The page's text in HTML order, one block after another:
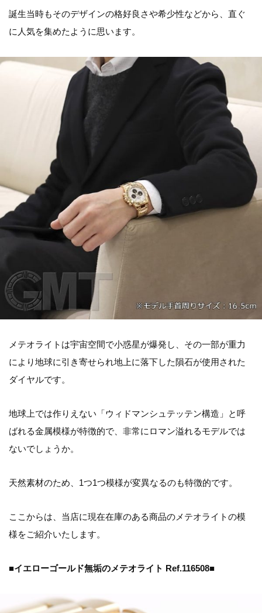
誕生当時もそのデザインの格好良さや希少性などから、直ぐ
に人気を集めたように思います。
メテオライトは宇宙空間で小惑星が爆発し、その一部が重力
により地球に引き寄せられ地上に落下した隕石が使用された
ダイヤルです。
地球上では作りえない「ウィドマンシュテッテン構造」と呼
ばれる金属模様が特徴的で、非常にロマン溢れるモデルでは
ないでしょうか。
天然素材のため、1つ1つ模様が変異なるのも特徴的です。
ここからは、当店に現在在庫のある商品のメテオライトの模
様をご紹介いたします。
■イエローゴールド無垢のメテオライト Ref.116508■